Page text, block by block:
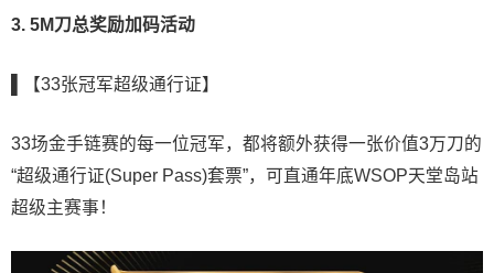
3. 5M刀总奖励加码活动
▌【33张冠军超级通行证】
33场金手链赛的每一位冠军，都将额外获得一张价值3万刀的
“超级通行证(Super Pass)套票”，可直通年底WSOP天堂岛站
超级主赛事！